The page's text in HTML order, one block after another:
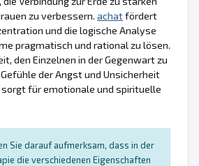
zu verbessern. achatfördert
und die logische Analyse
pragmatisch und rational zu lösen.
den Einzelnen in der Gegenwart zu
der Angst und Unsicherheit
sorgt für emotionale und spirituelle
Sie darauf aufmerksam, dass in der
die verschiedenen Eigenschaften